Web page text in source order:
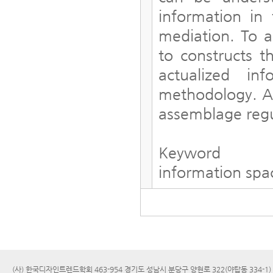
information in
mediation. To
to constructs
actualized
methodology.
assemblage
Keyword
information
(사) 한국디자인트렌드학회 463-954 경기도 성남시 분당구 양현로 322(야탑동 334-